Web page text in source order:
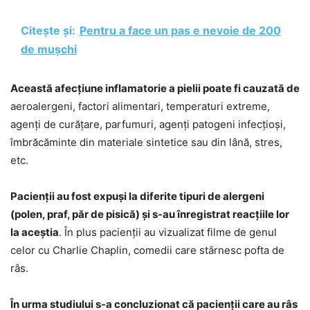
Citește și: Pentru a face un pas e nevoie de 200
de mușchi
Această afecțiune inflamatorie a pielii poate fi cauzată de
aeroalergeni, factori alimentari, temperaturi extreme,
agenți de curățare, parfumuri, agenți patogeni infecțioși,
îmbrăcăminte din materiale sintetice sau din lână, stres,
etc.
Pacienții au fost expuși la diferite tipuri de alergeni
(polen, praf, păr de pisică) și s-au înregistrat reacțiile lor
la aceștia. În plus pacienții au vizualizat filme de genul
celor cu Charlie Chaplin, comedii care stârnesc pofta de
râs.
În urma studiului s-a concluzionat că pacienții care au râs